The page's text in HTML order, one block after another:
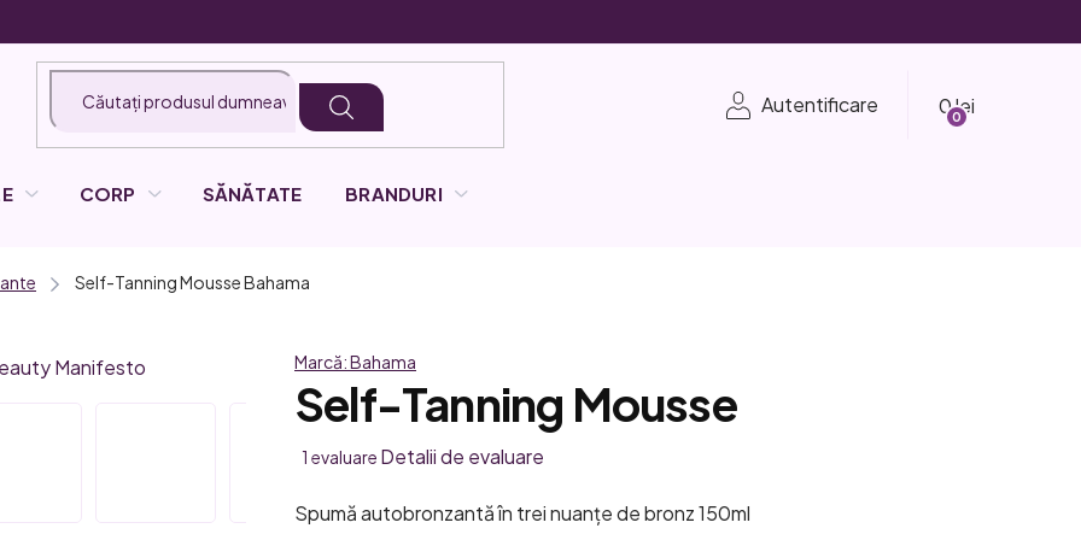
Autentificare
Coş
de
CORP SĂNĂTATE BRANDURI
Self-Tanning MousseBahama
Marcă:Bahama
Self-Tanning Mousse
Evaluarea
a
1 evaluare Detalii de evaluare
Spumă autobronzantă în trei nuanțe de bronz 150ml